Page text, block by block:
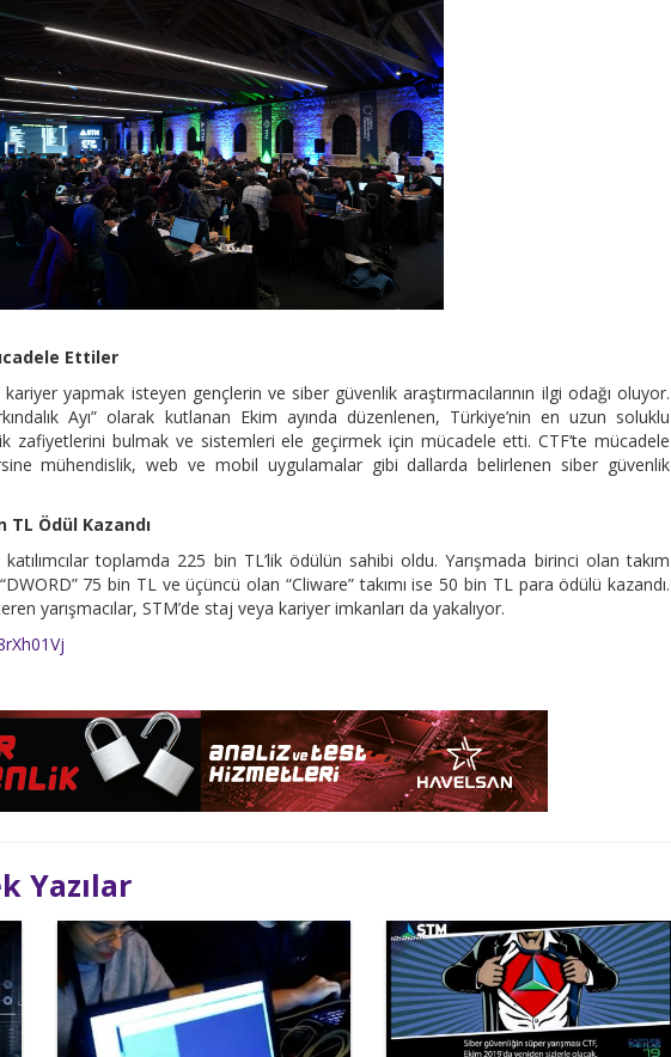
Ettiler
yapmak isteyen gençlerin ve siber güvenlik araştırmacılarının ilgi odağı oluyor.
Ayı” olarak kutlanan Ekim ayında düzenlenen, Türkiye’nin en uzun soluklu
zafiyetlerini bulmak ve sistemleri ele geçirmek için mücadele etti. CTF’te mücadele
mühendislik, web ve mobil uygulamalar gibi dallarda belirlenen siber güvenlik
TL Ödül Kazandı
toplamda 225 bin TL’lik ödülün sahibi oldu. Yarışmada birinci olan takım
75 bin TL ve üçüncü olan “Cliware” takımı ise 50 bin TL para ödülü kazandı.
yarışmacılar, STM’de staj veya kariyer imkanları da yakalıyor.
Yazılar